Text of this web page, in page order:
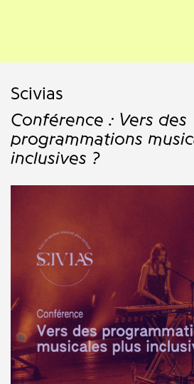
Scivias
Conférence : Vers des
programmations
inclusives ?